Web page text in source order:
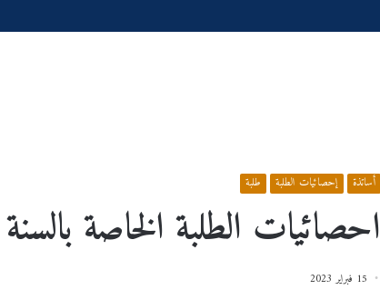
أساتذة إحصائيات الطلبة طلبة
احصائيات الطلبة الخاصة بالسنة
15 فبراير 2023